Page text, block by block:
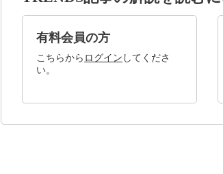
有料会員の方
こちらから ログイン してくださ
い。